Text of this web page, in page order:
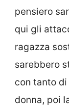
pensiero
qui gli
ragazza
sarebbero
con tanto
donna, poi